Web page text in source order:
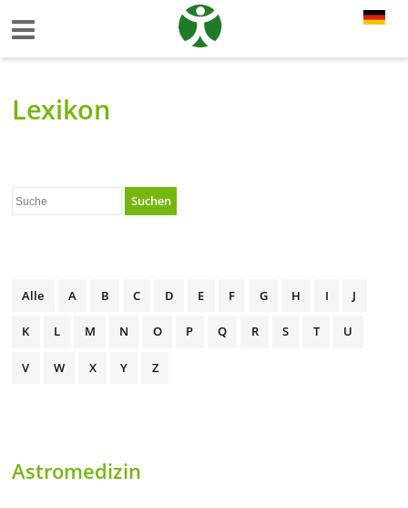
Lexikon
Suchen
Alle A B C D E F G H I J
K L M N O P Q R S T U
V W X Y Z
Astromedizin